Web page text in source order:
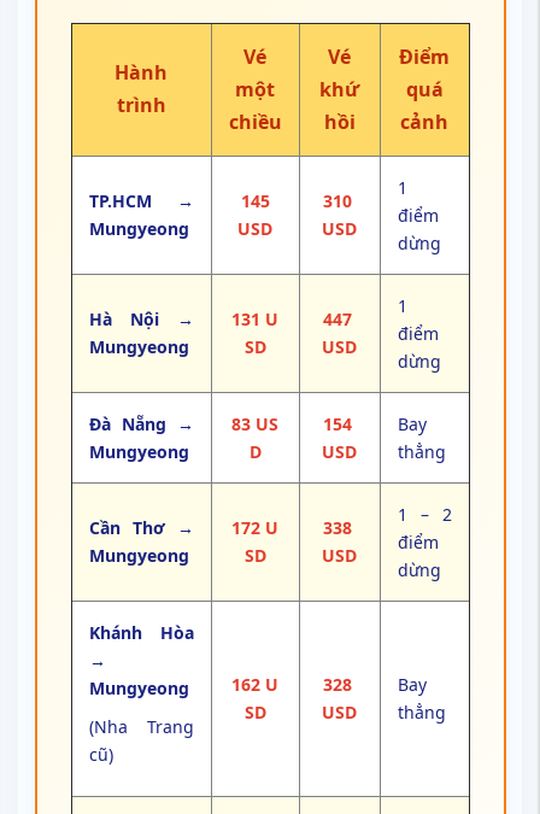
Hành
trình
Vé
một
chiều
Vé
khứ
hồi
Điểm
quá
cảnh
TP.HCM →
Mungyeong
145
USD
310
USD
1
điểm
dừng
Hà Nội →
Mungyeong
131 U
SD
447
USD
1
điểm
dừng
Đà Nẵng →
Mungyeong
83 US
D
154
USD
Bay
thẳng
Cần Thơ →
Mungyeong
172 U
SD
338
USD
1 – 2
điểm
dừng
Khánh Hòa
→
Mungyeong
(Nha Trang
cũ)
162 U
SD
328
USD
Bay
thẳng